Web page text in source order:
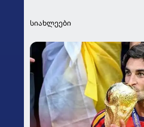
სიახლეები